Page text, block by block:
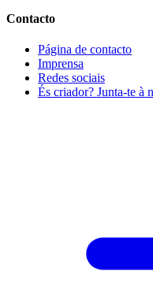
Contacto
Página de contacto
Imprensa
Redes sociais
És criador? Junta-te à